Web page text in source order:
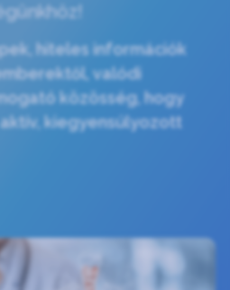
hiteles információk
valódi
közösség, hogy
kiegyensúlyozott